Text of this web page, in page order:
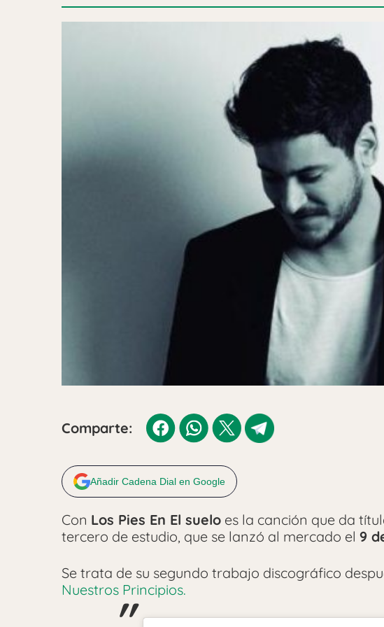
Comparte:
Añadir Cadena Dial en Google
Con Los Pies En El suelo es la canción que da
tercero de estudio, que se lanzó al mercado el 9
Se trata de su segundo trabajo discográfico
Nuestros Principios.